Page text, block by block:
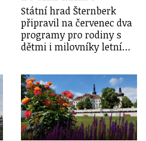
Státní hrad Šternberk
připravil na červenec dva
programy pro rodiny s
dětmi i milovníky letní…